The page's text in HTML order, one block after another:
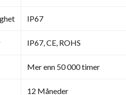
IP67
IP67, CE, ROHS
Mer enn 50 000 timer
12 Måneder